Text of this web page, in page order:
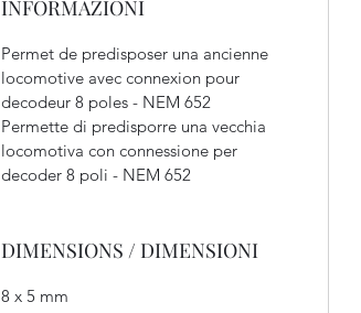
INFORMAZIONI
Permet de predisposer una ancienne
locomotive avec connexion pour
decodeur 8 poles - NEM 652
Permette di predisporre una vecchia
locomotiva con connessione per
decoder 8 poli - NEM 652
DIMENSIONS / DIMENSIONI
8 x 5 mm